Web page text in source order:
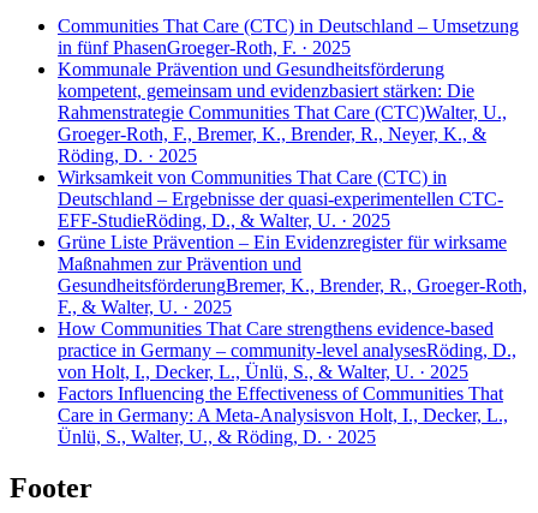
Communities That Care (CTC) in Deutschland – Umsetzung
in fünf PhasenGroeger-Roth, F. · 2025
Kommunale Prävention und Gesundheitsförderung
kompetent, gemeinsam und evidenzbasiert stärken: Die
Rahmenstrategie Communities That Care (CTC)Walter, U.,
Groeger-Roth, F., Bremer, K., Brender, R., Neyer, K., &
Röding, D. · 2025
Wirksamkeit von Communities That Care (CTC) in
Deutschland – Ergebnisse der quasi-experimentellen CTC-
EFF-StudieRöding, D., & Walter, U. · 2025
Grüne Liste Prävention – Ein Evidenzregister für wirksame
Maßnahmen zur Prävention und
GesundheitsförderungBremer, K., Brender, R., Groeger-Roth,
F., & Walter, U. · 2025
How Communities That Care strengthens evidence-based
practice in Germany – community-level analysesRöding, D.,
von Holt, I., Decker, L., Ünlü, S., & Walter, U. · 2025
Factors Influencing the Effectiveness of Communities That
Care in Germany: A Meta-Analysisvon Holt, I., Decker, L.,
Ünlü, S., Walter, U., & Röding, D. · 2025
Footer